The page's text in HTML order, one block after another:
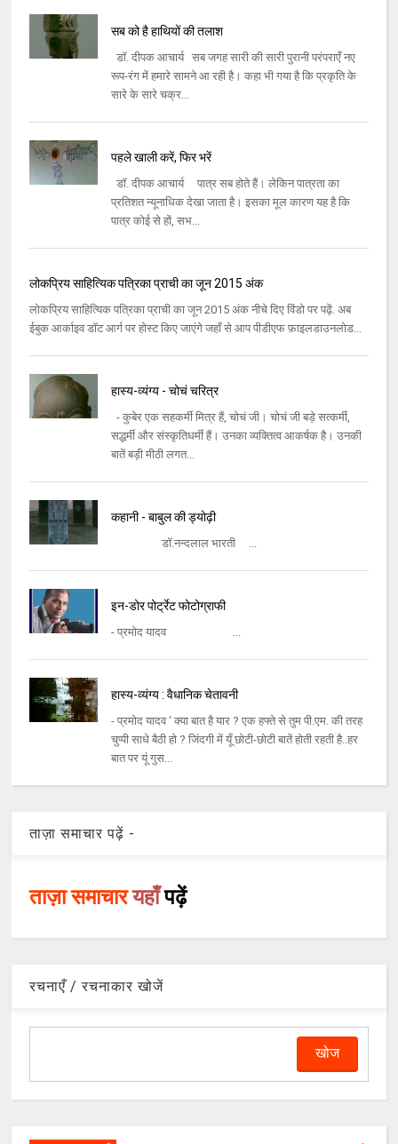
सब को है हाथियों की तलाश
डॉ. दीपक आचार्य सब जगह सारी की सारी पुरानी परंपराएँ नए
रूप-रंग में हमारे सामने आ रही है। कहा भी गया है कि प्रकृति के
सारे के सारे चक्र...
पहले खाली करें, फिर भरें
डॉ. दीपक आचार्य पात्र सब होते हैं। लेकिन पात्रता का
प्रतिशत न्यूनाधिक देखा जाता है। इसका मूल कारण यह है कि
पात्र कोई से हों, सभ...
लोकप्रिय साहित्यिक पत्रिका प्राची का जून 2015 अंक
लोकप्रिय साहित्यिक पत्रिका प्राची का जून 2015 अंक नीचे दिए विंडो पर पढ़ें. अब
ईबुक आर्काइव डॉट आर्ग पर होस्ट किए जाएंगे जहाँ से आप पीडीएफ फ़ाइलडाउनलोड...
हास्य-व्यंग्य - चोचं चरित्र
- कुबेर एक सहकर्मी मित्र हैं, चोचं जी। चोचं जी बड़े सत्कर्मी,
सद्धर्मी और संस्कृतिधर्मी हैं। उनका व्यक्तित्व आकर्षक है। उनकी
बातें बड़ी मीठी लगत...
कहानी - बाबुल की ड्योढ़ी
डॉ.नन्दलाल भारती ...
इन-डोर पोर्ट्रेट फोटोग्राफी
- प्रमोद यादव ...
हास्य-व्यंग्य : वैधानिक चेतावनी
- प्रमोद यादव ‘ क्या बात है यार ? एक हफ्ते से तुम पी.एम. की तरह
चुप्पी साधे बैठी हो ? जिंदगी में यूँ छोटी-छोटी बातें होती रहती है..हर
बात पर यूं गुस...
ताज़ा समाचार पढ़ें -
ताज़ा समाचारयहाँपढ़ें
रचनाएँ / रचनाकार खोजें